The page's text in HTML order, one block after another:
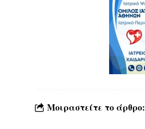
Μοιραστείτε το άρθρο: